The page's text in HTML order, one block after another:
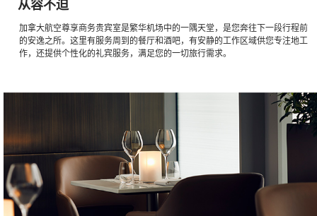
从容不迫
加拿大航空尊享商务贵宾室是繁华机场中的一隅天堂，是您奔往下一段行程前
的安逸之所。这里有服务周到的餐厅和酒吧，有安静的工作区域供您专注地工
作，还提供个性化的礼宾服务，满足您的一切旅行需求。